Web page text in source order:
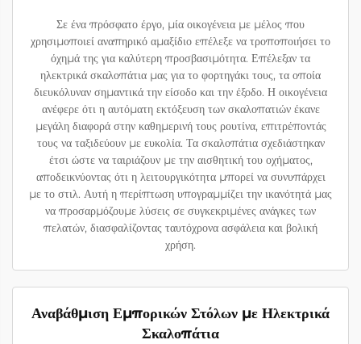
Σε ένα πρόσφατο έργο, μία οικογένεια με μέλος που
χρησιμοποιεί αναπηρικό αμαξίδιο επέλεξε να τροποποιήσει το
όχημά της για καλύτερη προσβασιμότητα. Επέλεξαν τα
ηλεκτρικά σκαλοπάτια μας για το φορτηγάκι τους, τα οποία
διευκόλυναν σημαντικά την είσοδο και την έξοδο. Η οικογένεια
ανέφερε ότι η αυτόματη εκτόξευση των σκαλοπατιών έκανε
μεγάλη διαφορά στην καθημερινή τους ρουτίνα, επιτρέποντάς
τους να ταξιδεύουν με ευκολία. Τα σκαλοπάτια σχεδιάστηκαν
έτσι ώστε να ταιριάζουν με την αισθητική του οχήματος,
αποδεικνύοντας ότι η λειτουργικότητα μπορεί να συνυπάρχει
με το στιλ. Αυτή η περίπτωση υπογραμμίζει την ικανότητά μας
να προσαρμόζουμε λύσεις σε συγκεκριμένες ανάγκες των
πελατών, διασφαλίζοντας ταυτόχρονα ασφάλεια και βολική
χρήση.
Αναβάθμιση Εμπορικών Στόλων με Ηλεκτρικά
Σκαλοπάτια